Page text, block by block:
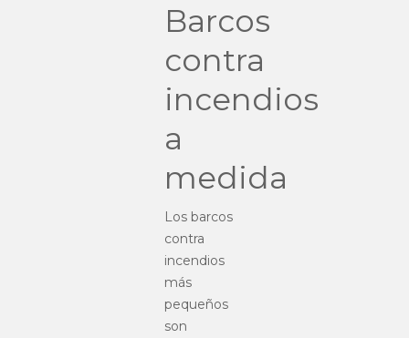
Barcos
contra
incendios
a
medida
Los barcos
contra
incendios
más
pequeños
son